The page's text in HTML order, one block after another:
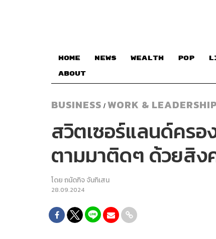
HOME NEWS WEALTH POP
ABOUT
BUSINESS / WORK & LEADERSHIP
สวิตเซอร์แลนด์ครอ
ตามมาติดๆ ด้วยสิง
โดยถนัดกิจ จันกิเสน
28.09.2024